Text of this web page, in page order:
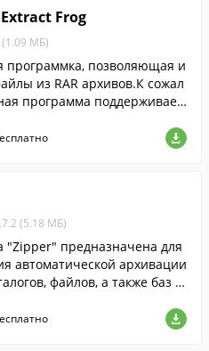
Extract Frog
(1.09 МБ)
программка, позволяющая и
из RAR архивов.К сожал
программа поддерживает
использовании.
(5.18 МБ)
"Zipper" предназначена для
автоматической архивации
файлов, а также баз д
времени.